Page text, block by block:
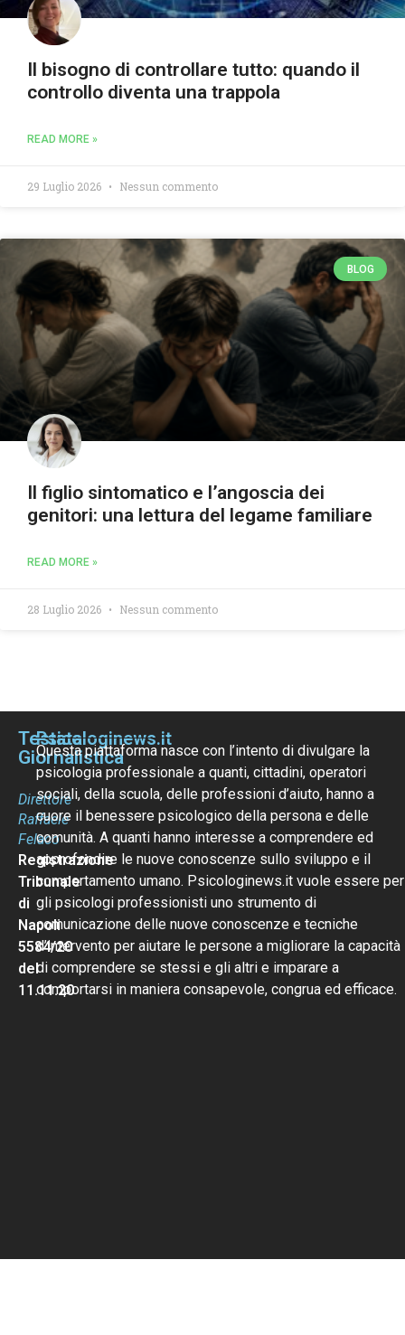
Il bisogno di controllare tutto: quando il
controllo diventa una trappola
READ MORE »
29 Luglio 2026 Nessun commento
BLOG
Il figlio sintomatico e l’angoscia dei
genitori: una lettura del legame familiare
READ MORE »
28 Luglio 2026 Nessun commento
Testata
Giornalistica
Direttore
Raffaele
Felaco
Registrazione
Tribunale
di
Napoli
5584/20
del
11.11.20
Psicologinews.it
Questa piattaforma nasce con l’intento di divulgare la
psicologia professionale a quanti, cittadini, operatori
sociali, della scuola, delle professioni d’aiuto, hanno a
cuore il benessere psicologico della persona e delle
comunità. A quanti hanno interesse a comprendere ed
approfondire le nuove conoscenze sullo sviluppo e il
comportamento umano. Psicologinews.it vuole essere per
gli psicologi professionisti uno strumento di
comunicazione delle nuove conoscenze e tecniche
d’intervento per aiutare le persone a migliorare la capacità
di comprendere se stessi e gli altri e imparare a
comportarsi in maniera consapevole, congrua ed efficace.